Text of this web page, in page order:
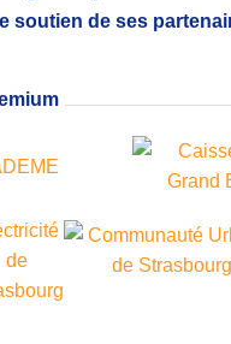
le soutien de ses